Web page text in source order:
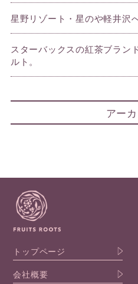
星野リゾート・星のや軽井沢へ
スターバックスの紅茶ブラン
ルト。
アー
トップページ
会社概要